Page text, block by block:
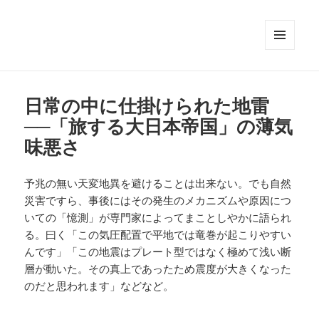
日常の中に仕掛けられた地雷
──「旅する大日本帝国」の薄気
味悪さ
予兆の無い天変地異を避けることは出来ない。でも自然
災害ですら、事後にはその発生のメカニズムや原因につ
いての「憶測」が専門家によってまことしやかに語られ
る。曰く「この気圧配置で平地では竜巻が起こりやすい
んです」「この地震はプレート型ではなく極めて浅い断
層が動いた。その真上であったため震度が大きくなった
のだと思われます」などなど。